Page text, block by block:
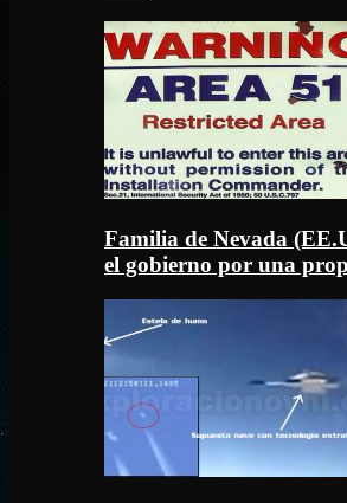
Familia de Nevada
el gobierno por una